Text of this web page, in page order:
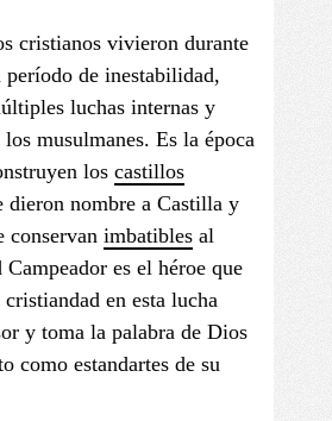
cristianos vivieron durante
período de inestabilidad,
luchas internas y
musulmanes. Es la época
los castillos
dieron nombre a Castilla y
conservan imbatibles al
es el héroe que
cristiandad en esta lucha
y toma la palabra de Dios
como estandartes de su